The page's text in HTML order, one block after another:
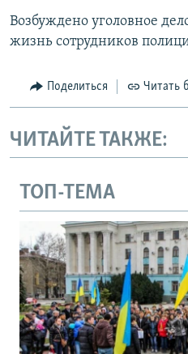
Возбуждено уголовное
жизнь сотрудников
Поделиться Читать
ЧИТАЙТЕ ТАКЖЕ:
ТОП-ТЕМА